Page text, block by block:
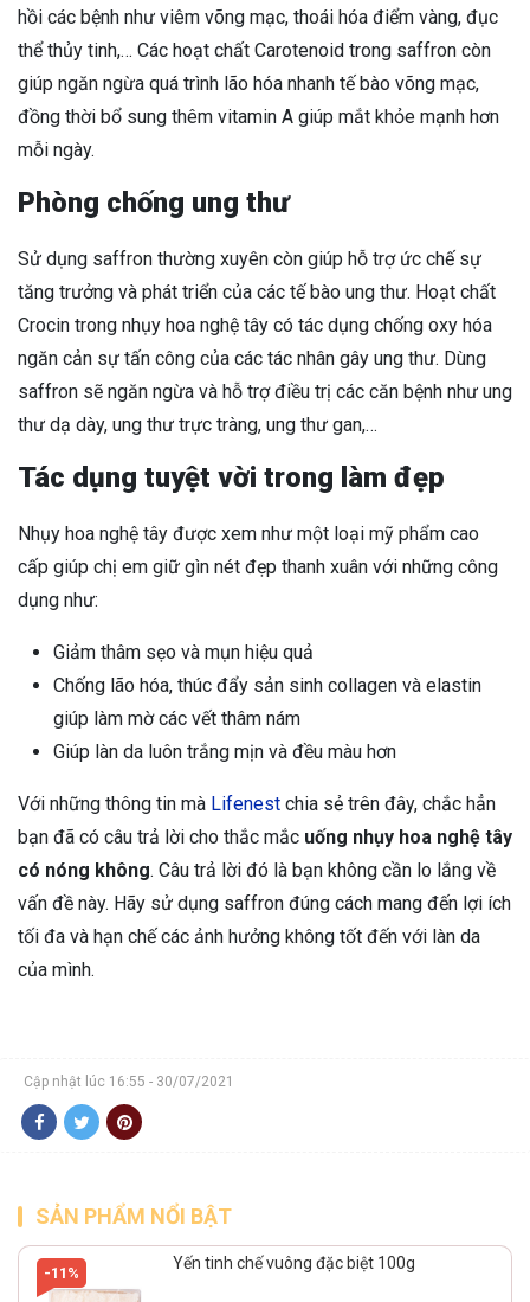
hồi các bệnh như viêm võng mạc, thoái hóa điểm vàng, đục
thể thủy tinh,… Các hoạt chất Carotenoid trong saffron còn
giúp ngăn ngừa quá trình lão hóa nhanh tế bào võng mạc,
đồng thời bổ sung thêm vitamin A giúp mắt khỏe mạnh hơn
mỗi ngày.
Phòng chống ung thư
Sử dụng saffron thường xuyên còn giúp hỗ trợ ức chế sự
tăng trưởng và phát triển của các tế bào ung thư. Hoạt chất
Crocin trong nhụy hoa nghệ tây có tác dụng chống oxy hóa
ngăn cản sự tấn công của các tác nhân gây ung thư. Dùng
saffron sẽ ngăn ngừa và hỗ trợ điều trị các căn bệnh như ung
thư dạ dày, ung thư trực tràng, ung thư gan,…
Tác dụng tuyệt vời trong làm đẹp
Nhụy hoa nghệ tây được xem như một loại mỹ phẩm cao
cấp giúp chị em giữ gìn nét đẹp thanh xuân với những công
dụng như:
Giảm thâm sẹo và mụn hiệu quả
Chống lão hóa, thúc đẩy sản sinh collagen và elastin
giúp làm mờ các vết thâm nám
Giúp làn da luôn trắng mịn và đều màu hơn
Với những thông tin mà Lifenest chia sẻ trên đây, chắc hẳn
bạn đã có câu trả lời cho thắc mắc uống nhụy hoa nghệ tây
có nóng không. Câu trả lời đó là bạn không cần lo lắng về
vấn đề này. Hãy sử dụng saffron đúng cách mang đến lợi ích
tối đa và hạn chế các ảnh hưởng không tốt đến với làn da
của mình.
Cập nhật lúc 16:55 - 30/07/2021
SẢN PHẨM NỔI BẬT
-11%
Yến tinh chế vuông đặc biệt 100g